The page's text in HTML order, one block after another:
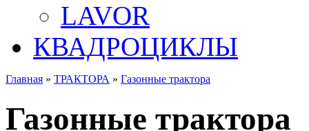
LAVOR
КВАДРОЦИКЛЫ
Главная » ТРАКТОРА » Газонные трактора
Газонные трактора